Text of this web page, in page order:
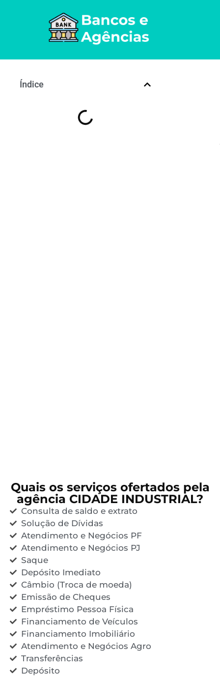
Índice
Quais os serviços ofertados pela
agência CIDADE INDUSTRIAL?
Consulta de saldo e extrato
Solução de Dívidas
Atendimento e Negócios PF
Atendimento e Negócios PJ
Saque
Depósito Imediato
Câmbio (Troca de moeda)
Emissão de Cheques
Empréstimo Pessoa Física
Financiamento de Veículos
Financiamento Imobiliário
Atendimento e Negócios Agro
Transferências
Depósito